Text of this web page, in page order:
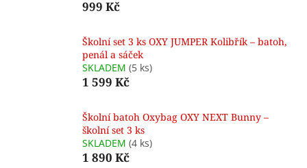
999 Kč
Školní set 3 ks OXY JUMPER Kolibřík – batoh,
penál a sáček
SKLADEM (5 ks)
1 599 Kč
Školní batoh Oxybag OXY NEXT Bunny –
školní set 3 ks
SKLADEM (4 ks)
1 890 Kč